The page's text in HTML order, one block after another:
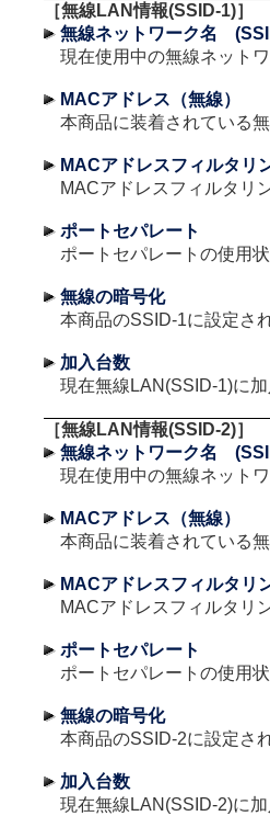
［無線LAN情報(SSID-1)］
無線ネットワーク名
現在使用中の無線ネット
MACアドレス（無線）
本商品に装着されている
MACアドレスフィルタリ
MACアドレスフィルタリ
ポートセパレート
ポートセパレートの使用
無線の暗号化
本商品のSSID-1に設定さ
加入台数
現在無線LAN(SSID-1)に
［無線LAN情報(SSID-2)］
無線ネットワーク名
現在使用中の無線ネット
MACアドレス（無線）
本商品に装着されている
MACアドレスフィルタリ
MACアドレスフィルタリ
ポートセパレート
ポートセパレートの使用
無線の暗号化
本商品のSSID-2に設定さ
加入台数
現在無線LAN(SSID-2)に